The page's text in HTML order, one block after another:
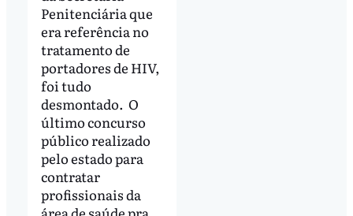
Penitenciária que
era referência no
tratamento de
portadores de HIV,
foi tudo
desmontado. O
último concurso
público realizado
pelo estado para
contratar
profissionais da